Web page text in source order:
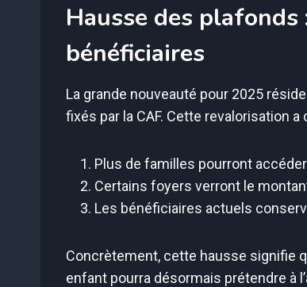
Hausse des
bénéficiaires
La grande nouveauté pour 2025 réside
fixés par la CAF. Cette revalorisation
Plus de familles pourront accéder
Certains foyers verront le
Les bénéficiaires actuels
Concrètement, cette hausse signifie
enfant pourra désormais prétendre à